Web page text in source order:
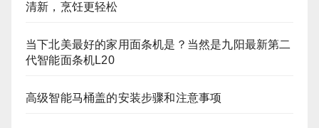
清新，烹饪更轻松
当下北美最好的家用面条机是？当然是九阳最新第二
代智能面条机L20
高级智能马桶盖的安装步骤和注意事项